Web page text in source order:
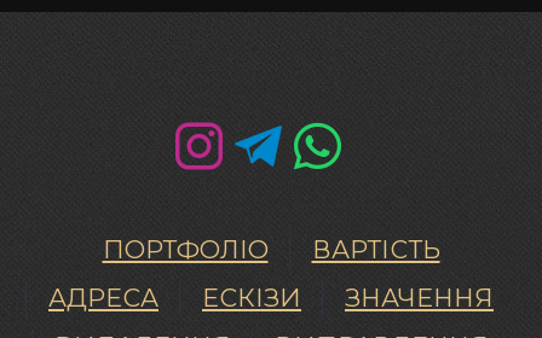
ПОРТФОЛІО
ВАРТІСТЬ
АДРЕСА
ЕСКІЗИ
ЗНАЧЕННЯ